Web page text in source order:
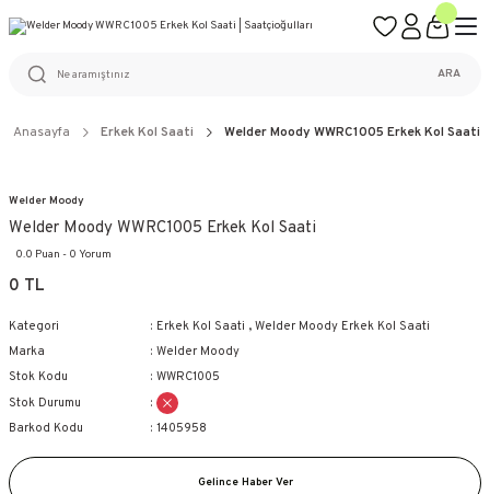
%100 ORİJİNAL ÜRÜN GARANTİSİ
ARA
Anasayfa Erkek Kol Saati Welder Moody WWRC1005 Erkek Kol Saati
Welder Moody
Welder Moody WWRC1005 Erkek Kol Saati
0.0 Puan - 0 Yorum
0 TL
Kategori Erkek Kol Saati , Welder Moody Erkek Kol Saati
Marka
Welder Moody
Stok Kodu
WWRC1005
Stok Durumu
Barkod Kodu
1405958
Gelince Haber Ver